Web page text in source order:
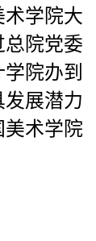
术学院大
总院党委
院办到
展潜力
美术学院